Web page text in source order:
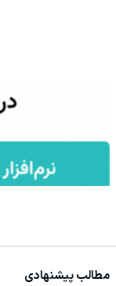
مطالب پیشنهادی